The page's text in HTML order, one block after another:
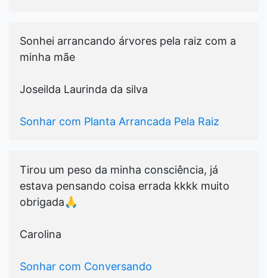
Sonhei arrancando árvores pela raiz com a
minha mãe
Joseilda Laurinda da silva
Sonhar com Planta Arrancada Pela Raiz
Tirou um peso da minha consciência, já
estava pensando coisa errada kkkk muito
obrigada🙏
Carolina
Sonhar com Conversando